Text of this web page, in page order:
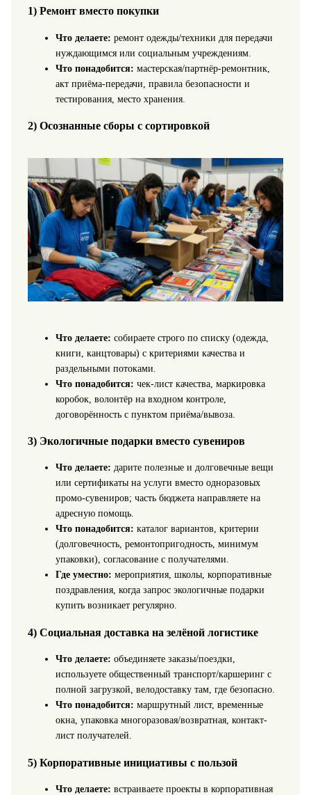
1) Ремонт вместо покупки
Что делаете: ремонт одежды/техники для передачи
нуждающимся или социальным учреждениям.
Что понадобится: мастерская/партнёр-ремонтник,
акт приёма-передачи, правила безопасности и
тестирования, место хранения.
2) Осознанные сборы с сортировкой
Что делаете: собираете строго по списку (одежда,
книги, канцтовары) с критериями качества и
раздельными потоками.
Что понадобится: чек-лист качества, маркировка
коробок, волонтёр на входном контроле,
договорённость с пунктом приёма/вывоза.
3) Экологичные подарки вместо сувениров
Что делаете: дарите полезные и долговечные вещи
или сертификаты на услуги вместо одноразовых
промо-сувениров; часть бюджета направляете на
адресную помощь.
Что понадобится: каталог вариантов, критерии
(долговечность, ремонтопригодность, минимум
упаковки), согласование с получателями.
Где уместно: мероприятия, школы, корпоративные
поздравления, когда запрос экологичные подарки
купить возникает регулярно.
4) Социальная доставка на зелёной логистике
Что делаете: объединяете заказы/поездки,
используете общественный транспорт/каршеринг с
полной загрузкой, велодоставку там, где безопасно.
Что понадобится: маршрутный лист, временные
окна, упаковка многоразовая/возвратная, контакт-
лист получателей.
5) Корпоративные инициативы с пользой
Что делаете: встраиваете проекты в корпоративная